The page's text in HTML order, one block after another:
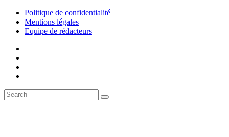
Politique de confidentialité
Mentions légales
Equipe de rédacteurs